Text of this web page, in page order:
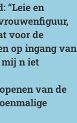
“Leie en
voor de
op ingang van
n iet
van de